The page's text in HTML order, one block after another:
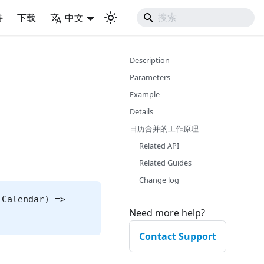
下载 中文
=>
Description
Parameters
Example
Details
日历合并的工作原理
Related API
Related Guides
Change log
Need more help?
Contact Support